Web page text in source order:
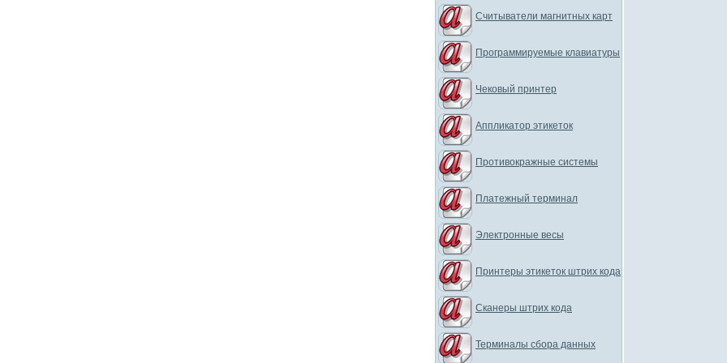
Считыватели магнитных карт
Программируемые клавиатуры
Чековый принтер
Аппликатор этикеток
Противокражные системы
Платежный терминал
Электронные весы
Принтеры этикеток штрих кода
Сканеры штрих кода
Терминалы сбора данных